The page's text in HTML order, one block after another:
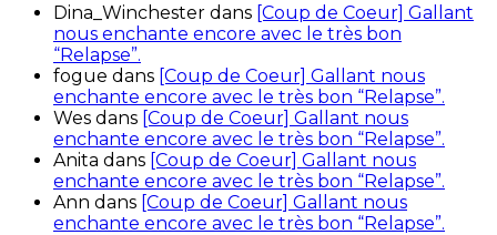
Dina_Winchester dans [Coup de Coeur] Gallant
nous enchante encore avec le très bon
“Relapse”.
fogue dans [Coup de Coeur] Gallant nous
enchante encore avec le très bon “Relapse”.
Wes dans [Coup de Coeur] Gallant nous
enchante encore avec le très bon “Relapse”.
Anita dans [Coup de Coeur] Gallant nous
enchante encore avec le très bon “Relapse”.
Ann dans [Coup de Coeur] Gallant nous
enchante encore avec le très bon “Relapse”.